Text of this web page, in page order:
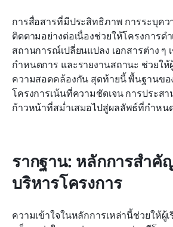
การสื่อสารที่มีประสิทธิภาพ การระบุคว
ติดตามอย่างต่อเนื่องช่วยให้โครงการด
สถานการณ์เปลี่ยนแปลง เอกสารต่าง ๆ
กำหนดการ และรายงานสถานะ ช่วยใ
ความสอดคล้องกัน สุดท้ายนี้ พื้นฐานขอ
โครงการเน้นที่ความชัดเจน การประส
ก้าวหน้าที่สม่ำเสมอไปสู่ผลลัพธ์ที่กำหน
รากฐาน: หลักการสำคั
บริหารโครงการ
ความเข้าใจในหลักการเหล่านี้ช่วยให้ผู้